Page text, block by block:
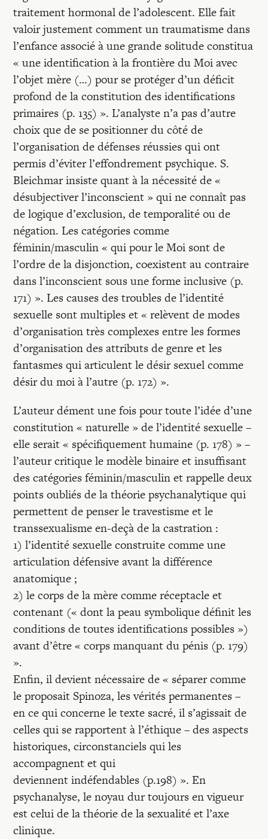
traitement hormonal de l’adolescent. Elle fait
valoir justement comment un traumatisme dans
l’enfance associé à une grande solitude constitua
« une identification à la frontière du Moi avec
l’objet mère (…) pour se protéger d’un déficit
profond de la constitution des identifications
primaires (p. 135) ». L’analyste n’a pas d’autre
choix que de se positionner du côté de
l’organisation de défenses réussies qui ont
permis d’éviter l’effondrement psychique. S.
Bleichmar insiste quant à la nécessité de «
désubjectiver l’inconscient » qui ne connaît pas
de logique d’exclusion, de temporalité ou de
négation. Les catégories comme
féminin/masculin « qui pour le Moi sont de
l’ordre de la disjonction, coexistent au contraire
dans l’inconscient sous une forme inclusive (p.
171) ». Les causes des troubles de l’identité
sexuelle sont multiples et « relèvent de modes
d’organisation très complexes entre les formes
d’organisation des attributs de genre et les
fantasmes qui articulent le désir sexuel comme
désir du moi à l’autre (p. 172) ».
L’auteur dément une fois pour toute l’idée d’une
constitution « naturelle » de l’identité sexuelle –
elle serait « spécifiquement humaine (p. 178) » –
l’auteur critique le modèle binaire et insuffisant
des catégories féminin/masculin et rappelle deux
points oubliés de la théorie psychanalytique qui
permettent de penser le travestisme et le
transsexualisme en-deçà de la castration :
1) l’identité sexuelle construite comme une
articulation défensive avant la différence
anatomique ;
2) le corps de la mère comme réceptacle et
contenant (« dont la peau symbolique définit les
conditions de toutes identifications possibles »)
avant d’être « corps manquant du pénis (p. 179)
».
Enfin, il devient nécessaire de « séparer comme
le proposait Spinoza, les vérités permanentes –
en ce qui concerne le texte sacré, il s’agissait de
celles qui se rapportent à l’éthique – des aspects
historiques, circonstanciels qui les
accompagnent et qui
deviennent indéfendables (p.198) ». En
psychanalyse, le noyau dur toujours en vigueur
est celui de la théorie de la sexualité et l’axe
clinique.